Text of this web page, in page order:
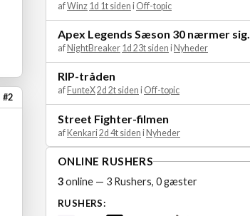
#2
afWinz 1d 1t siden i Off-topic
Apex Legends Sæson 30 nærmer sig.
af NightBreaker 1d 23t siden i Nyheder
RIP-tråden
af FunteX2d 2t siden i Off-topic
Street Fighter-filmen
afKenkari2d 4t siden iNyheder
ONLINE RUSHERS
3online — 3 Rushers, 0 gæster
RUSHERS: